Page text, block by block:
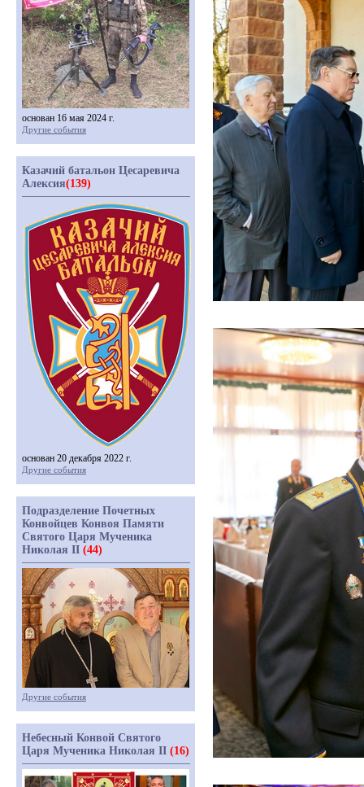
основан 16 мая 2024 г.
Другие события
Казачий батальон Цесаревича
Алексия(139)
основан 20 декабря 2022 г.
Другие события
Подразделение Почетных
Конвойцев Конвоя Памяти
Святого Царя Мученика
Николая II (44)
Другие события
Небесный Конвой Святого
Царя Мученика Николая II (16)